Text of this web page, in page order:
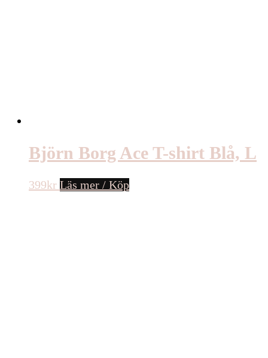
Björn Borg Ace T-shirt Blå, L
399kr Läs mer / Köp